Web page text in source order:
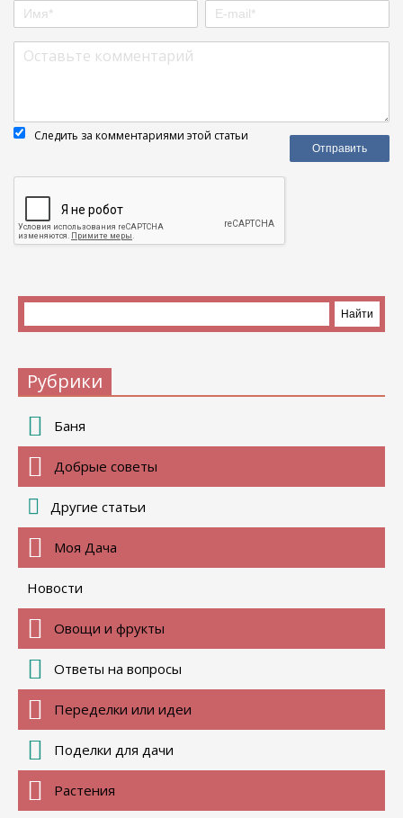
Следить за комментариями этой статьи
Рубрики
Баня
Добрые советы
Другие статьи
Моя Дача
Новости
Овощи и фрукты
Ответы на вопросы
Переделки или идеи
Поделки для дачи
Растения